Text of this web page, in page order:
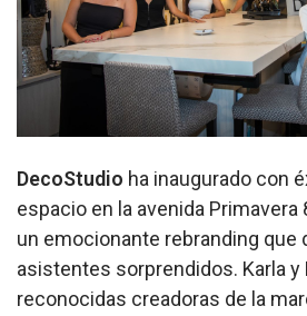
DecoStudio ha inaugurado con
espacio en la avenida Primavera
un emocionante rebranding que
asistentes sorprendidos. Karla y
reconocidas creadoras de la